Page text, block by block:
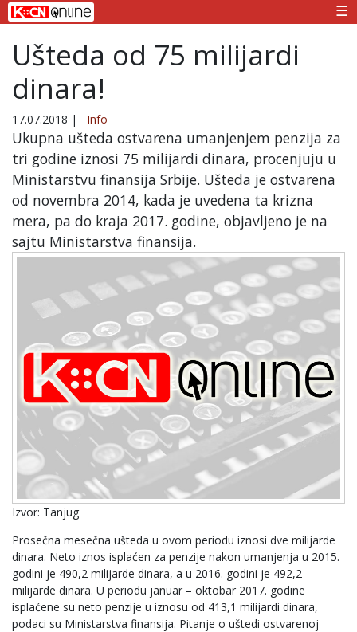
☰
Ušteda od 75 milijardi
dinara!
17.07.2018 | Info
Ukupna ušteda ostvarena umanjenjem penzija za
tri godine iznosi 75 milijardi dinara, procenjuju u
Ministarstvu finansija Srbije. Ušteda je ostvarena
od novembra 2014, kada je uvedena ta krizna
mera, pa do kraja 2017. godine, objavljeno je na
sajtu Ministarstva finansija.
Izvor: Tanjug
Prosečna mesečna ušteda u ovom periodu iznosi dve milijarde
dinara. Neto iznos isplaćen za penzije nakon umanjenja u 2015.
godini je 490,2 milijarde dinara, a u 2016. godini je 492,2
milijarde dinara. U periodu januar – oktobar 2017. godine
isplaćene su neto penzije u iznosu od 413,1 milijardi dinara,
podaci su Ministarstva finansija. Pitanje o uštedi ostvarenoj